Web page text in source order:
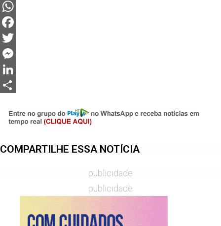
WhatsApp
Facebook
Twitter
Messenger
LinkedIn
COMPARTILHE ESSA NOTÍCIA
publicidade
publicidade